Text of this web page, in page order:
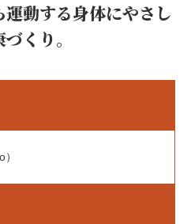
Guide
動する身体にやさし
くり。